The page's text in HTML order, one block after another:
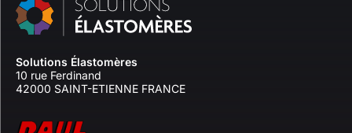
Solutions Élastomères
10 rue Ferdinand
42000 SAINT-ETIENNE FRANCE